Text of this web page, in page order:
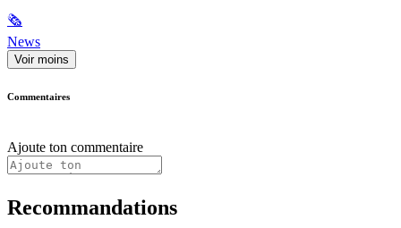
🗞
News
Voir moins
Commentaires
Ajoute ton commentaire
Recommandations